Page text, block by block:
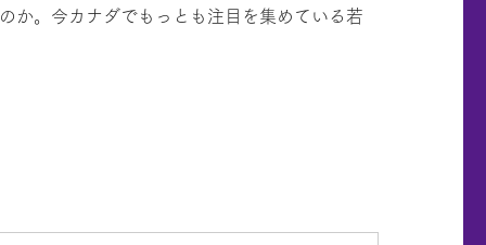
か。今カナダでもっとも注目を集めている若